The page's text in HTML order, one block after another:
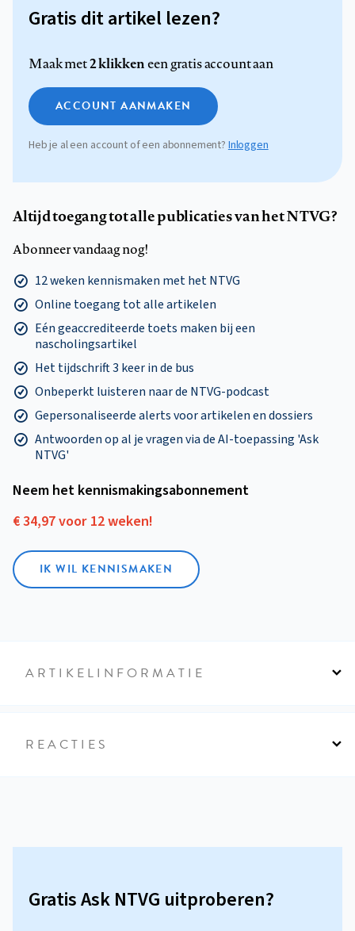
Gratis dit artikel lezen?
Maak met2 klikkeneen gratis account aan
ACCOUNT AANMAKEN
Heb je al een account of een abonnement? Inloggen
Altijd toegang tot alle publicaties van het NTVG?
Abonneer vandaag nog!
12 weken kennismaken met het NTVG
Online toegang tot alle artikelen
Eén geaccrediteerde toets maken bij een
nascholingsartikel
Het tijdschrift 3 keer in de bus
Onbeperkt luisteren naar de NTVG-podcast
Gepersonaliseerde alerts voor artikelen en dossiers
Antwoorden op al je vragen via de AI-toepassing 'Ask
NTVG'
Neem het kennismakings­abonnement
€ 34,97 voor 12 weken!
IK WIL KENNISMAKEN
ARTIKELINFORMATIE
REACTIES
Gratis Ask NTVG uitproberen?